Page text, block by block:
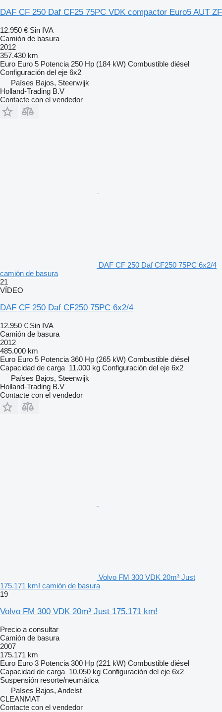
DAF CF 250 Daf CF25 75PC VDK compactor Euro5 AUT ZF
12.950 € Sin IVA
Camión de basura
2012
357.430 km
Euro Euro 5 Potencia 250 Hp (184 kW) Combustible diésel
Configuración del eje 6x2
Países Bajos, Steenwijk
Holland-Trading B.V
Contacte con el vendedor
DAF CF 250 Daf CF250 75PC 6x2/4
camión de basura
21
VÍDEO
DAF CF 250 Daf CF250 75PC 6x2/4
12.950 € Sin IVA
Camión de basura
2012
485.000 km
Euro Euro 5 Potencia 360 Hp (265 kW) Combustible diésel
Capacidad de carga 11.000 kg Configuración del eje 6x2
Países Bajos, Steenwijk
Holland-Trading B.V
Contacte con el vendedor
Volvo FM 300 VDK 20m³ Just
175.171 km! camión de basura
19
Volvo FM 300 VDK 20m³ Just 175.171 km!
Precio a consultar
Camión de basura
2007
175.171 km
Euro Euro 3 Potencia 300 Hp (221 kW) Combustible diésel
Capacidad de carga 10.050 kg Configuración del eje 6x2
Suspensión resorte/neumática
Países Bajos, Andelst
CLEANMAT
Contacte con el vendedor